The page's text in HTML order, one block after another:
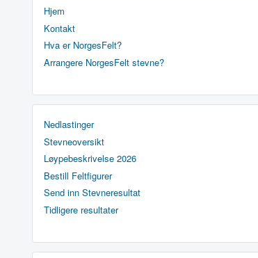
Hjem
Kontakt
Hva er NorgesFelt?
Arrangere NorgesFelt stevne?
Nedlastinger
Stevneoversikt
Løypebeskrivelse 2026
Bestill Feltfigurer
Send inn Stevneresultat
Tidligere resultater